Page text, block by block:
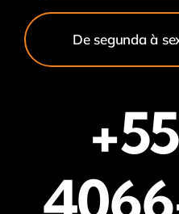
De segunda à